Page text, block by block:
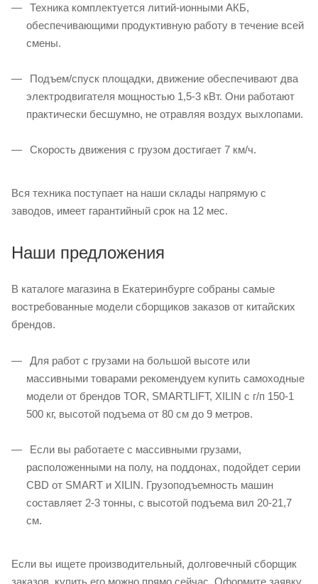
Техника комплектуется литий-ионными АКБ,
обеспечивающими продуктивную работу в течение всей
смены.
Подъем/спуск площадки, движение обеспечивают два
электродвигателя мощностью 1,5-3 кВт. Они работают
практически бесшумно, не отравляя воздух выхлопами.
Скорость движения с грузом достигает 7 км/ч.
Вся техника поступает на наши склады напрямую с
заводов, имеет гарантийный срок на 12 мес.
Наши предложения
В каталоге магазина в Екатеринбурге собраны самые
востребованные модели сборщиков заказов от китайских
брендов.
Для работ с грузами на большой высоте или
массивными товарами рекомендуем купить самоходные
модели от брендов TOR, SMARTLIFT, XILIN с г/п 150-1
500 кг, высотой подъема от 80 см до 9 метров.
Если вы работаете с массивными грузами,
расположенными на полу, на поддонах, подойдет серии
CBD от SMART и XILIN. Грузоподъемность машин
составляет 2-3 тонны, с высотой подъема вил 20-21,7
см.
Если вы ищете производительный, долговечный сборщик
заказов, купить его можно прямо сейчас. Оформите заявку